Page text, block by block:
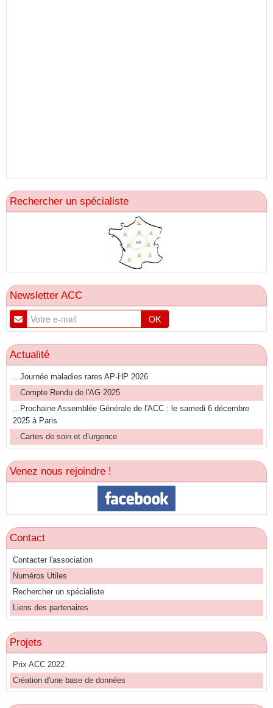
Rechercher un spécialiste
Newsletter ACC
OK
Actualité
.. Journée maladies rares AP-HP 2026
.. Compte Rendu de l'AG 2025
.. Prochaine Assemblée Générale de l'ACC : le samedi 6 décembre
2025 à Paris
.. Cartes de soin et d’urgence
Venez nous rejoindre !
Contact
Contacter l'association
Numéros Utiles
Rechercher un spécialiste
Liens des partenaires
Projets
Prix ACC 2022
Création d'une base de données